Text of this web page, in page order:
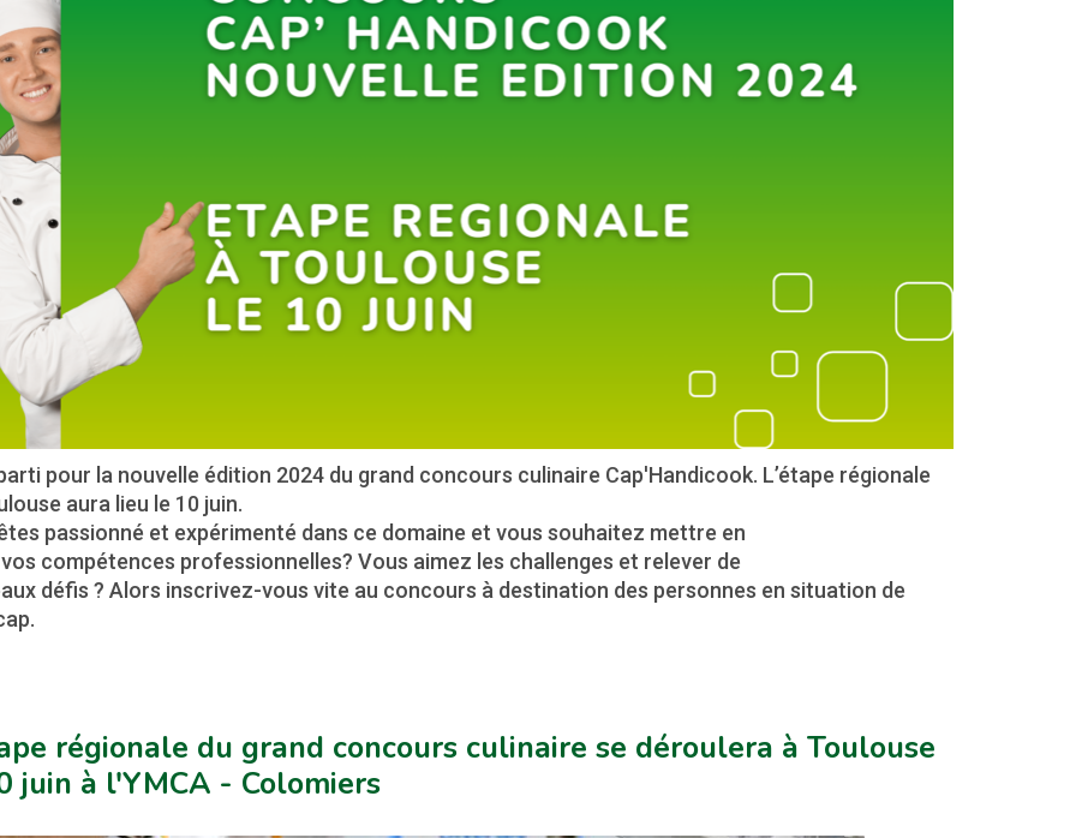
pour la nouvelle édition 2024 du grand concours culinaire Cap'Handicook. L’étape régionale
aura lieu le 10 juin.
passionné et expérimenté dans ce domaine et vous souhaitez mettre en
compétences professionnelles? Vous aimez les challenges et relever de
défis ? Alors inscrivez-vous vite au concours à destination des personnes en situation de
régionale du grand concours culinaire se déroulera à Toulouse
juin à l'YMCA - Colomiers